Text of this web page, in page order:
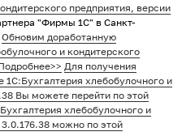
предприятия, версии
"Фирмы 1С" в Санкт-
Обновим доработанную
и кондитерского
Для получения
хлебобулочного и
Вы можете перейти по этой
хлебобулочного и
3.0.176.38 можно по этой